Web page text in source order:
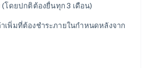
โดยปกติต้องยื่นทุก 3 เดือน)
เพิ่มที่ต้องชำระภายในกําหนดหลังจาก